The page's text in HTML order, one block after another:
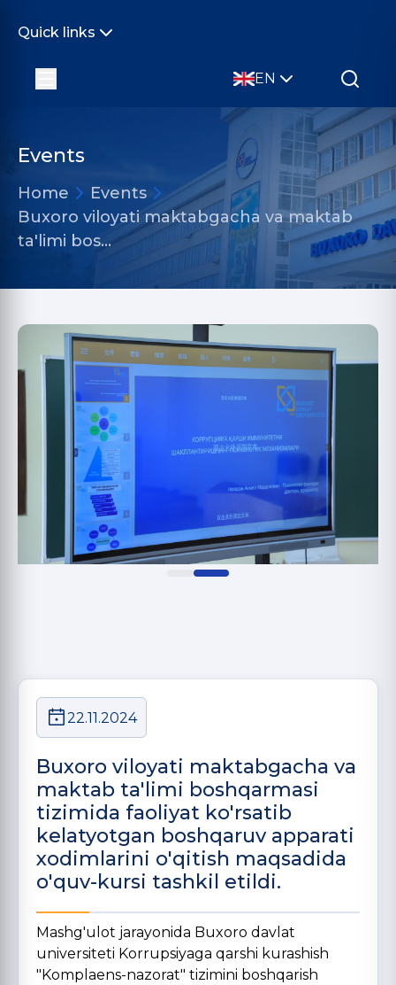
Quick links
EN
Events
Home
Events
Buxoro viloyati maktabgacha va maktab
ta'limi bos…
22.11.2024
Buxoro viloyati maktabgacha va
maktab ta'limi boshqarmasi
tizimida faoliyat ko'rsatib
kelatyotgan boshqaruv apparati
xodimlarini o'qitish maqsadida
o'quv-kursi tashkil etildi.
Mashg'ulot jarayonida Buxoro davlat
universiteti Korrupsiyaga qarshi kurashish
"Komplaens-nazorat" tizimini boshqarish